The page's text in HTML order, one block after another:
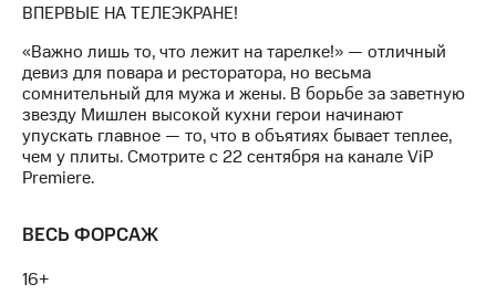
тарифом
Тарифы
Интернет,
ТВ и телефон
для дома
Акции
приложение
МТС
Акции
Видеонаблюдение
для дома
мес
ВПЕРВЫЕ НА ТЕЛЕЭКРАНЕ!
«Важно лишь то, что лежит на тарелке!» — отличный
девиз для повара и ресторатора, но весьма
сомнительный для мужа и жены. В борьбе за заветную
звезду Мишлен высокой кухни герои начинают
упускать главное — то, что в объятиях бывает теплее,
чем у плиты. Смотрите с 22 сентября на канале ViP
Premiere.
ВЕСЬ ФОРСАЖ
16+